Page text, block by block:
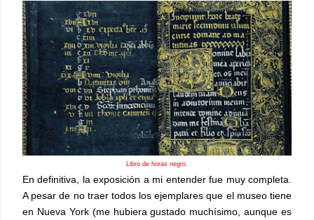
Libro de horas negro.
En definitiva, la exposición a mi entender fue muy completa.
A pesar de no traer todos los ejemplares que el museo tiene
en Nueva York (me hubiera gustado muchísimo, aunque es